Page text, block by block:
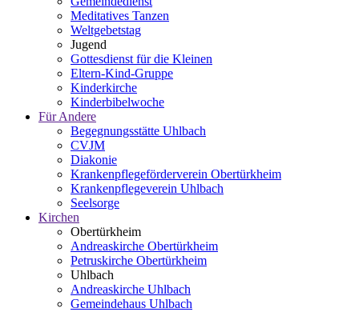
Meditatives Tanzen
Weltgebetstag
Jugend
Gottesdienst für die Kleinen
Eltern-Kind-Gruppe
Kinderkirche
Kinderbibelwoche
Für Andere
Begegnungsstätte Uhlbach
CVJM
Diakonie
Krankenpflegeförderverein Obertürkheim
Krankenpflegeverein Uhlbach
Seelsorge
Kirchen
Obertürkheim
Andreaskirche Obertürkheim
Petruskirche Obertürkheim
Uhlbach
Andreaskirche Uhlbach
Gemeindehaus Uhlbach